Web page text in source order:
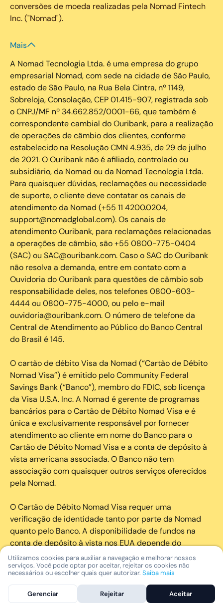
conversões de moeda realizadas pela Nomad Fintech
Inc. ("Nomad").
Mais
A Nomad Tecnologia Ltda. é uma empresa do grupo
empresarial Nomad, com sede na cidade de São Paulo,
estado de São Paulo, na Rua Bela Cintra, nº 1149,
Sobreloja, Consolação, CEP 01.415-907, registrada sob
o CNPJ/MF nº 34.662.852/0001-66, que também é
correspondente cambial do Ouribank, para a realização
de operações de câmbio dos clientes, conforme
estabelecido na Resolução CMN 4.935, de 29 de julho
de 2021. O Ouribank não é afiliado, controlado ou
subsidiário, da Nomad ou da Nomad Tecnologia Ltda.
Para quaisquer dúvidas, reclamações ou necessidade
de suporte, o cliente deve contatar os canais de
atendimento da Nomad (+55 11 4200.0204,
support@nomadglobal.com). Os canais de
atendimento Ouribank, para reclamações relacionadas
a operações de câmbio, são +55 0800-775-0404
(SAC) ou SAC@ouribank.com. Caso o SAC do Ouribank
não resolva a demanda, entre em contato com a
Ouvidoria do Ouribank para questões de câmbio sob
responsabilidade deles, nos telefones 0800-603-
4444 ou 0800-775-4000, ou pelo e-mail
ouvidoria@ouribank.com. O número de telefone da
Central de Atendimento ao Público do Banco Central
do Brasil é 145.
O cartão de débito Visa da Nomad (“Cartão de Débito
Nomad Visa”) é emitido pelo Community Federal
Savings Bank (“Banco”), membro do FDIC, sob licença
da Visa U.S.A. Inc. A Nomad é gerente de programas
bancários para o Cartão de Débito Nomad Visa e é
única e exclusivamente responsável por fornecer
atendimento ao cliente em nome do Banco para o
Cartão de Débito Nomad Visa e a conta de depósito à
vista americana associada. O Banco não tem
associação com quaisquer outros serviços oferecidos
pela Nomad.
O Cartão de Débito Nomad Visa requer uma
verificação de identidade tanto por parte da Nomad
quanto pelo Banco. A disponibilidade de fundos na
conta de depósito à vista nos EUA depende do
momento das suas instruções de pagamento e pode
estar sujeita a restrições de prevenção a fraudes.
Portanto, os tempos de transferência podem variar.
Fundos depositados em reais não são mantidos com o
Utilizamos cookies para auxiliar a navegação e melhorar nossos
serviços. Você pode optar por aceitar, rejeitar os cookies não
necessários ou escolher quais quer autorizar. Saiba mais
Gerenciar Rejeitar Aceitar